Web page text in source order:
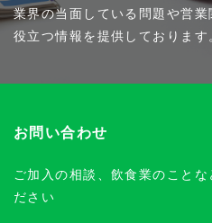
業界の当面している問題や営
役立つ情報を提供しております
お問い合わせ
ご加入の相談、飲食業のこと
ださい